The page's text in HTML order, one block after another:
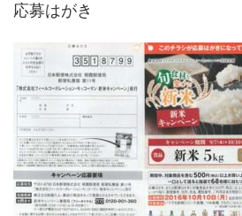
応募はがき